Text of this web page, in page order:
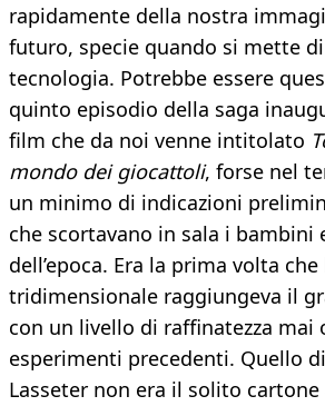
rapidamente della nostra
futuro, specie quando si mette
tecnologia. Potrebbe essere
quinto episodio della saga
film che da noi venne intitolato
mondo dei giocattoli, forse nel
un minimo di indicazioni
che scortavano in sala i bambini
dell’epoca. Era la prima volta che
tridimensionale raggiungeva il
con un livello di raffinatezza
esperimenti precedenti. Quello
Lasseter non era il solito